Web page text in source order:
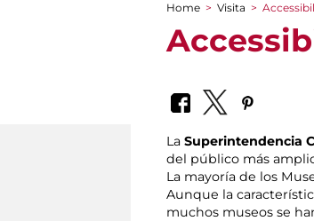
You are here
Home > Visita >
La Superintendencia
del público más
La mayoría de los
Aunque la
muchos museos se